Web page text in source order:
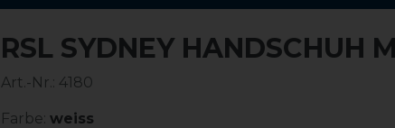
RSL SYDNEY HANDSCHUH
Art.-Nr.: 4180
Farbe: weiss